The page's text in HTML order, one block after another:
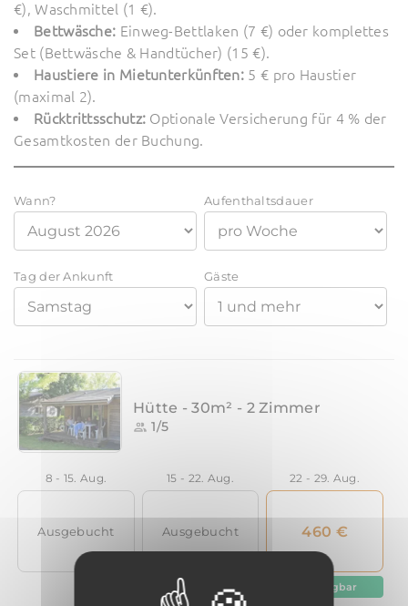
€), Waschmittel (1 €).
Bettwäsche: Einweg-Bettlaken (7 €) oder komplettes
Set (Bettwäsche & Handtücher) (15 €).
Haustiere in Mietunterkünften: 5 € pro Haustier
(maximal 2).
Rücktrittsschutz: Optionale Versicherung für 4 % der
Gesamtkosten der Buchung.